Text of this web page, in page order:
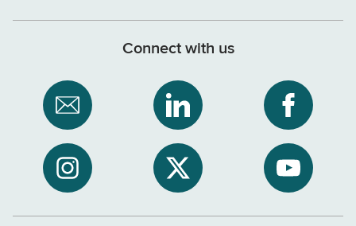
Connect with us
Subscribe
to
NYS
Department
of
NYS
Department
of
Tax
and
NYS
of
Tax
and
NYS
NYS
NYS